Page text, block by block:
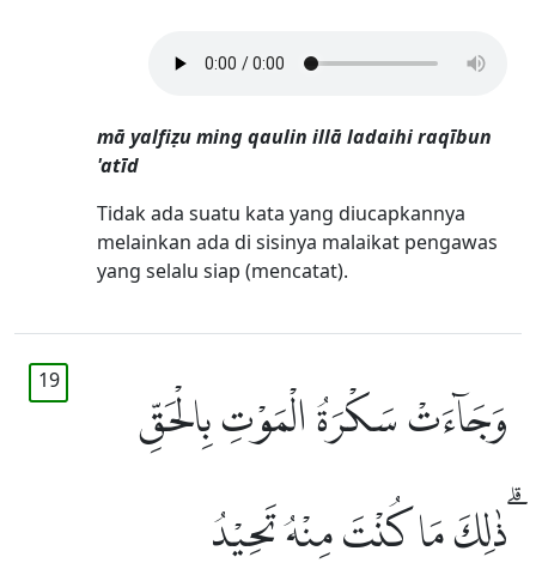
mā yalfiẓu ming qaulin illā ladaihi raqībun
'atīd
Tidak ada suatu kata yang diucapkannya
melainkan ada di sisinya malaikat pengawas
yang selalu siap (mencatat).
19
وَجَاۤءَتْ سَكْرَةُ الْمَوْتِ بِالْحَقِّ
ۗذٰلِكَ مَا كُنْتَ مِنْهُ تَحِيْدُ